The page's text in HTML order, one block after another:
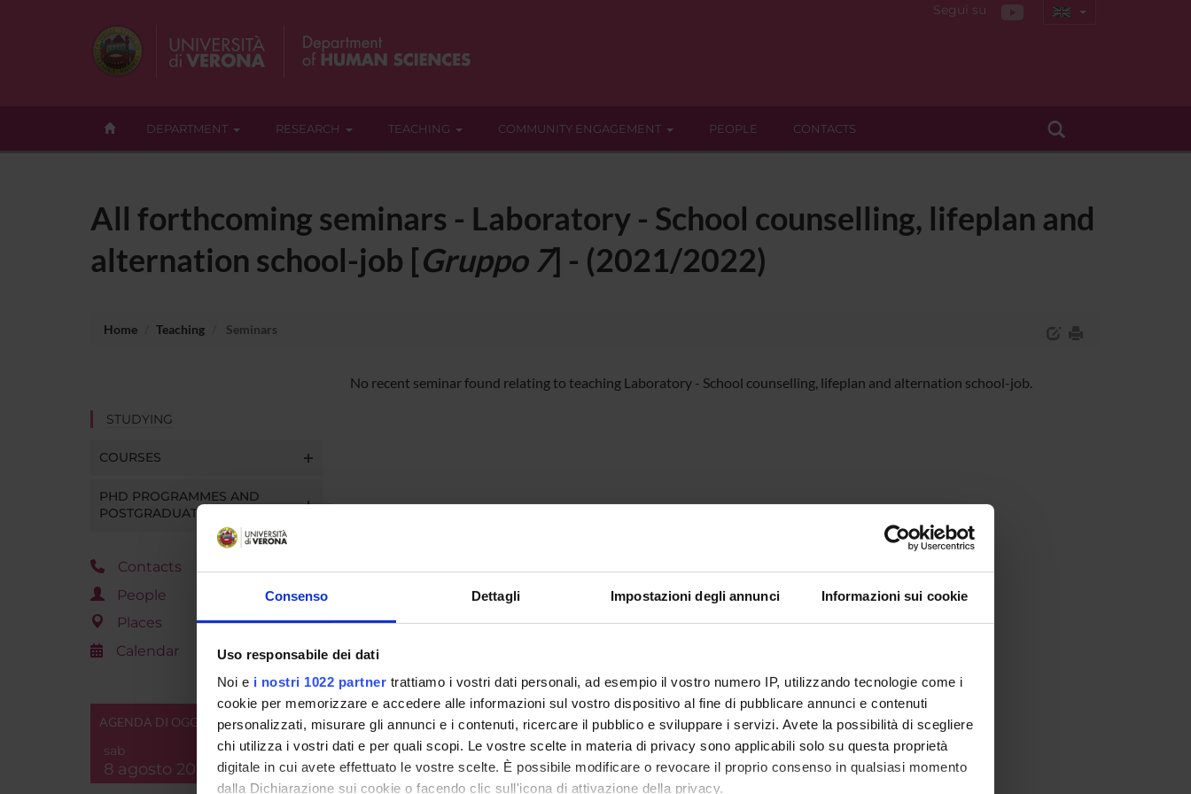
Consenso Dettagli Impostazioni degli annunci Informazioni sui cookie
Uso responsabile dei dati
Noi e i nostri 1022 partner trattiamo i vostri dati personali, ad esempio il vostro numero IP, utilizzando tecnologie come i
cookie per memorizzare e accedere alle informazioni sul vostro dispositivo al fine di pubblicare annunci e contenuti
personalizzati, misurare gli annunci e i contenuti, ricercare il pubblico e sviluppare i servizi. Avete la possibilità di scegliere
chi utilizza i vostri dati e per quali scopi. Le vostre scelte in materia di privacy sono applicabili solo su questa proprietà
digitale in cui avete effettuato le vostre scelte. È possibile modificare o revocare il proprio consenso in qualsiasi momento
dalla Dichiarazione sui cookie o facendo clic sull'icona di attivazione della privacy.
Segui su
DEPARTMENT RESEARCH TEACHING COMMUNITY ENGAGEMENT PEOPLE CONTACTS
All forthcoming seminars - Laboratory - School counselling, lifeplan and
alternation school-job [Gruppo 7] - (2021/2022)
Home Teaching Seminars
STUDYING
COURSES
PHD PROGRAMMES AND
POSTGRADUATE TRAINING
Contacts
People
Places
Calendar
AGENDA DI OGGI
sab
8 agosto 2026
No recent seminar found relating to teaching Laboratory - School counselling, lifeplan and alternation school-job.